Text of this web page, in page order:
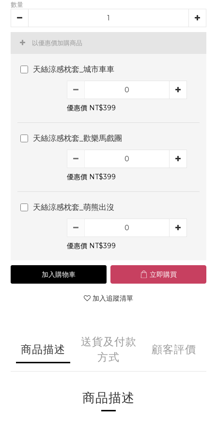
數量
以優惠價加購商品
天絲涼感枕套_城市車車
優惠價 NT$399
天絲涼感枕套_歡樂馬戲團
優惠價 NT$399
天絲涼感枕套_萌熊出沒
優惠價 NT$399
加入購物車 立即購買
加入追蹤清單
商品描述
送貨及付款
方式
顧客評價
商品描述